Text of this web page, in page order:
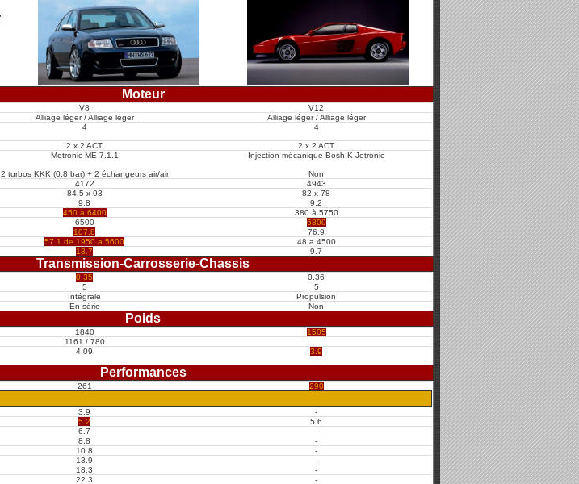
Moteur
V8
V12
Alliage léger / Alliage léger
Alliage léger / Alliage léger
4 4
2 x 2 ACT
2 x 2 ACT
Motronic ME 7.1.1 Injection mécanique Bosh K-Jetronic
2 turbos KKK (0.8 bar) + 2 échangeurs air/air
Non
4172
4943
84.5 x 93
82 x 78
9.8
9.2
450 à 6400
380 à 5750
6500
6800
107.8
76.9
57.1 de 1950 a 5600
48 a 4500
13.7 9.7
Transmission-Carrosserie-Chassis
0.35
0.36
5
5
Intégrale
Propulsion
En série Non
Poids
1840
1505
1161 / 780
4.09 3.9
Performances
261 290
3.9
-
5.2
5.6
6.7
-
8.8
-
10.8
-
13.9
-
18.3
-
22.3 -